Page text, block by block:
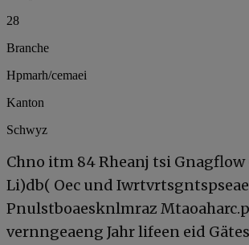
28
Branche
Hpmarh/cemaei
Kanton
Schwyz
Chno itm 84 Rheanj tsi
Li)db( Oec und
Pnulstboaesknlmraz
vernngeaeng Jahr lifeen eid